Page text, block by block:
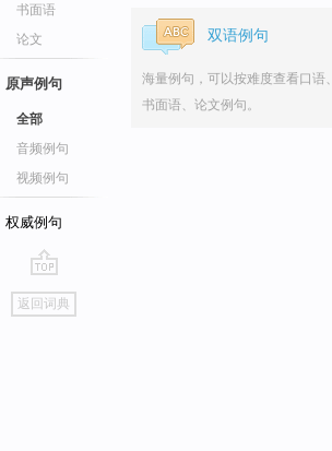
书面语
论文
原声例句
全部
音频例句
视频例句
权威例句
go
top
返回词典
双语例句
海量例句，可以按难度查看口语、
书面语、论文例句。